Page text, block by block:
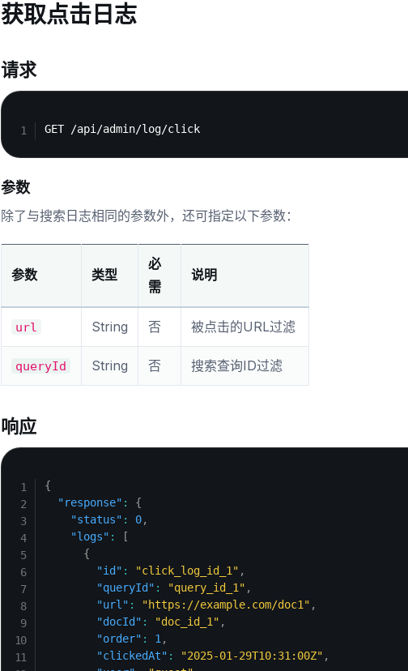
获取点击日志
请求
GET /api/admin/log/click
参数
除了与搜索日志相同的参数外，还可指定以下参数：
参数 类型
必
需
说明
url String 否 被点击的URL过滤
queryId String 否 搜索查询ID过滤
响应
{
"response" :
{
"status" : 0,
"logs" :
[
{
"id" : "click_log_id_1" ,
"queryId" : "query_id_1" ,
"url" : "https://example.com/doc1" ,
"docId" : "doc_id_1" ,
"order" : 1 ,
"clickedAt" : "2025-01-29T10:31:00Z" ,